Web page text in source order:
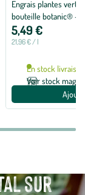
Engrais plantes
bouteille botanic® -
5,49 €
21,96 € / l
En stock livraison
Voir stock
sur